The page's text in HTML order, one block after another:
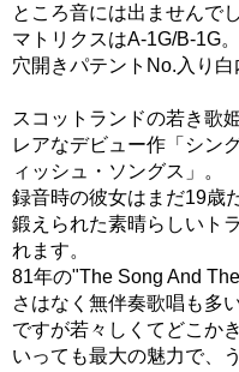
ところ音には出ませんでし
マトリクスはA-1G/B-1G。
穴開きパテントNo.入り白
スコットランドの若き歌
レアなデビュー作「シン
ィッシュ・ソングス」。
録音時の彼女はまだ19歳
鍛えられた素晴らしいト
れます。
81年の"The Song And
さはなく無伴奏歌唱も多
ですが若々しくてどこか
いっても最大の魅力で、